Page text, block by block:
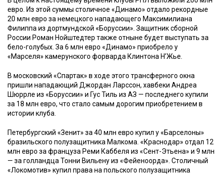
Мурзилка
евро. Из этой суммы столичное «Динамо» отдало рекордные
20 млн евро за немецкого нападающего Максимилиана
Филиппа из дортмундской «Боруссии». Защитник сборной
России Роман Нойштедтер также отныне будет выступать за
бело-голубых. За 6 млн евро «Динамо» приобрело у
«Марселя» камерунского форварда Клинтона Н’Жье.
В московский «Спартак» в ходе этого трансферного окна
пришли нападающий Джордан Ларссон, хавбеки Андреа
Шюррле из «Боруссии» и Гус Тиль из АЗ — последнего купили
за 18 млн евро, что стало самым дорогим приобретением в
истории клуба.
Петербургский «Зенит» за 40 млн евро купил у «Барселоны»
бразильского полузащитника Малкома. «Краснодар» отдал 12
млн евро за француза Реми Каббеля из «Сент-Этьена» и 9 млн
— за голландца Тонни Вильену из «Фейеноорда». Столичный
«Локомотив» купил права на польского полузащитника